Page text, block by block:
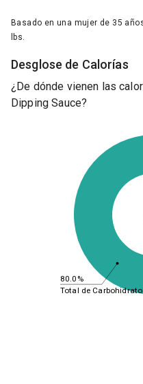
Basado en una mujer de 35
lbs.
Desglose de Calorías
¿De dónde vienen las
Dipping Sauce?
80.0%
Total de